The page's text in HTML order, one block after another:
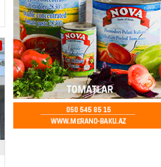
BANNER
Tramp: İranla müharibəyə yox, sülhə
üstünlük verərdim
06.08.2026- 13:15 83
GÜNDƏM
Azərbaycan üzərindən Ermənistana
Rusiya buğdası gedib
- 13:00